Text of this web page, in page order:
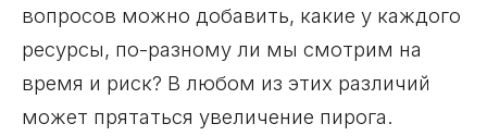
вопросов можно добавить, какие у каждого
ресурсы, по-разному ли мы смотрим на
время и риск? В любом из этих различий
может прятаться увеличение пирога.